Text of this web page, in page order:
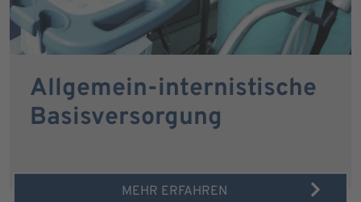
Allgemein-internistische
Basisversorgung
MEHR ERFAHREN